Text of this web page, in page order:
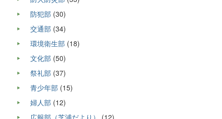
防犯部 (30)
交通部 (34)
環境衛生部 (18)
文化部 (50)
祭礼部 (37)
青少年部 (15)
婦人部 (12)